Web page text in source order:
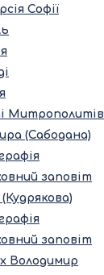
Софії
Митрополитів
(Сабодана)
заповіт
заповіт
Володимир